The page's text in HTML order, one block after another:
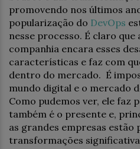
promovendo nos últimos
popularização do DevOps
nesse processo. É claro
companhia encara esses
características e faz com
dentro do mercado. É
mundo digital e o mercado
Como pudemos ver, ele faz
também é o presente e,
as grandes empresas estão
transformações